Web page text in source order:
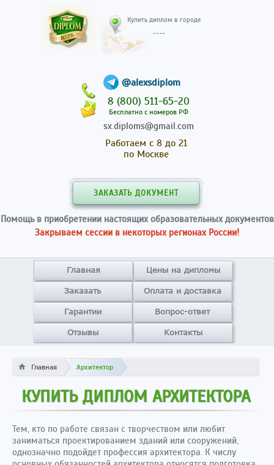
@alexsdiplom
8 (800) 511-65-20
Бесплатно с номеров РФ
sx.diploms@gmail.com
Работаем с 8 до 21
по Москве
ЗАКАЗАТЬ ДОКУМЕНТ
Помощь в приобретении настоящих образовательных документов
Закрываем сессии в некоторых регионах России!
Главная Цены на дипломы
Заказать Оплата и доставка
Гарантии Вопрос-ответ
Отзывы Контакты
Главная Архитектор
КУПИТЬ ДИПЛОМ АРХИТЕКТОРА
Тем, кто по работе связан с творчеством или любит
заниматься проектированием зданий или сооружений,
однозначно подойдет профессия архитектора. К числу